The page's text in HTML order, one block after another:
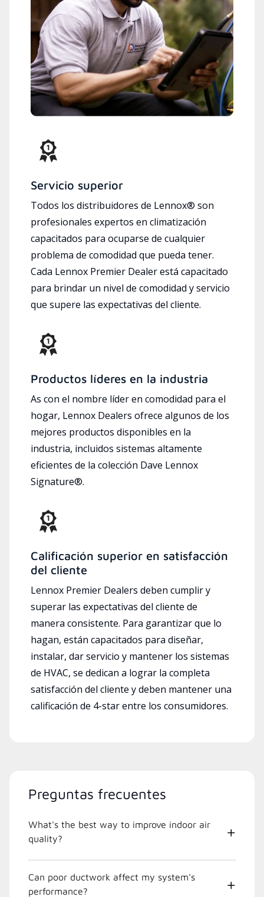
Servicio superior
Todos los distribuidores de Lennox® son
profesionales expertos en climatización
capacitados para ocuparse de cualquier
problema de comodidad que pueda tener.
Cada Lennox Premier Dealer está capacitado
para brindar un nivel de comodidad y servicio
que supere las expectativas del cliente.
Productos líderes en la industria
As con el nombre líder en comodidad para el
hogar, Lennox Dealers ofrece algunos de los
mejores productos disponibles en la
industria, incluidos sistemas altamente
eficientes de la colección Dave Lennox
Signature®.
Calificación superior en satisfacción
del cliente
Lennox Premier Dealers deben cumplir y
superar las expectativas del cliente de
manera consistente. Para garantizar que lo
hagan, están capacitados para diseñar,
instalar, dar servicio y mantener los sistemas
de HVAC, se dedican a lograr la completa
satisfacción del cliente y deben mantener una
calificación de 4-star entre los consumidores.
Preguntas frecuentes
What's the best way to improve indoor air
quality?
Can poor ductwork affect my system's
performance?